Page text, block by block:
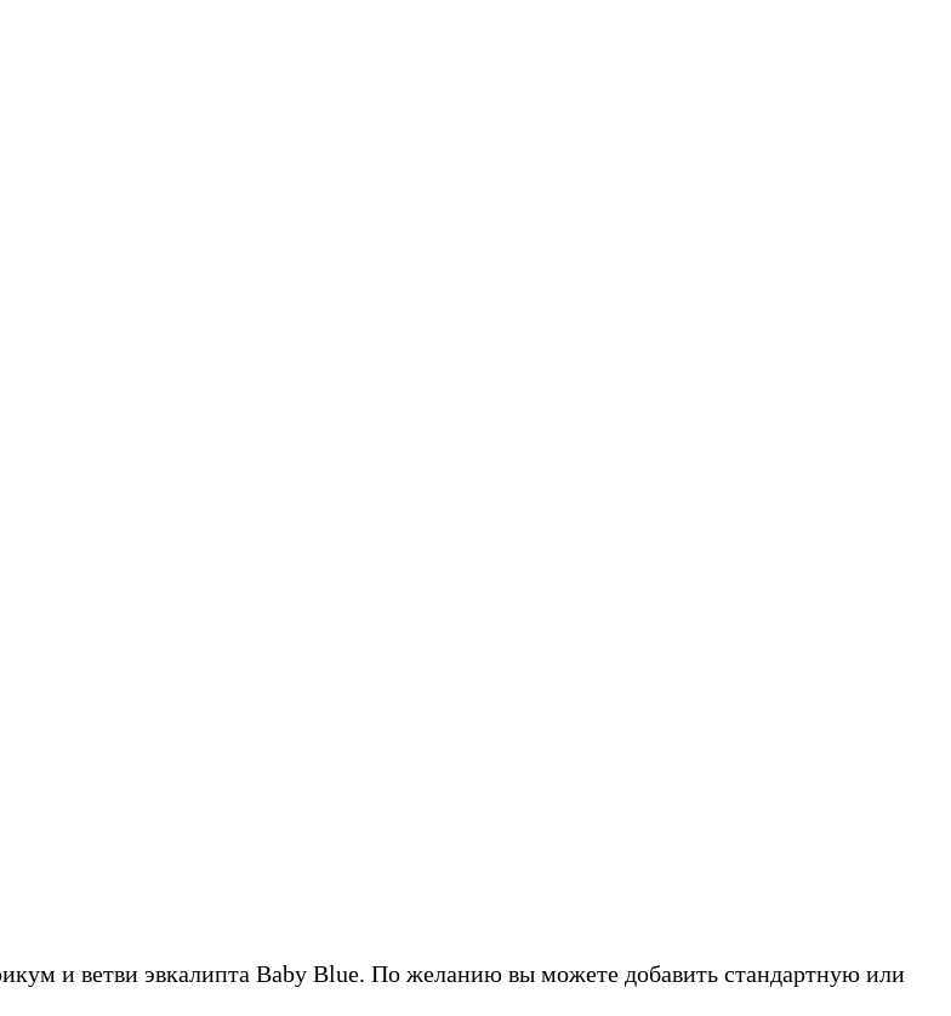
и ветви эвкалипта Baby Blue. По желанию вы можете добавить стандартную или